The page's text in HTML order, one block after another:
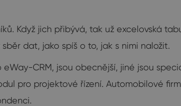
Když jich přibývá, tak už excelovská
dat, jako spíš o to, jak s nimi naložit.
CRM, jsou obecnější, jiné jsou
pro projektové řízení. Automobilové